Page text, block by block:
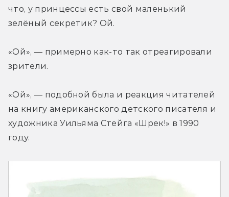
что, у принцессы есть свой маленький
зелёный секретик? Ой.
«Ой», — примерно как-то так отреагировали
зрители.
«Ой», — подобной была и реакция читателей
на книгу американского детского писателя и
художника Уильяма Стейга «Шрек!» в 1990
году.